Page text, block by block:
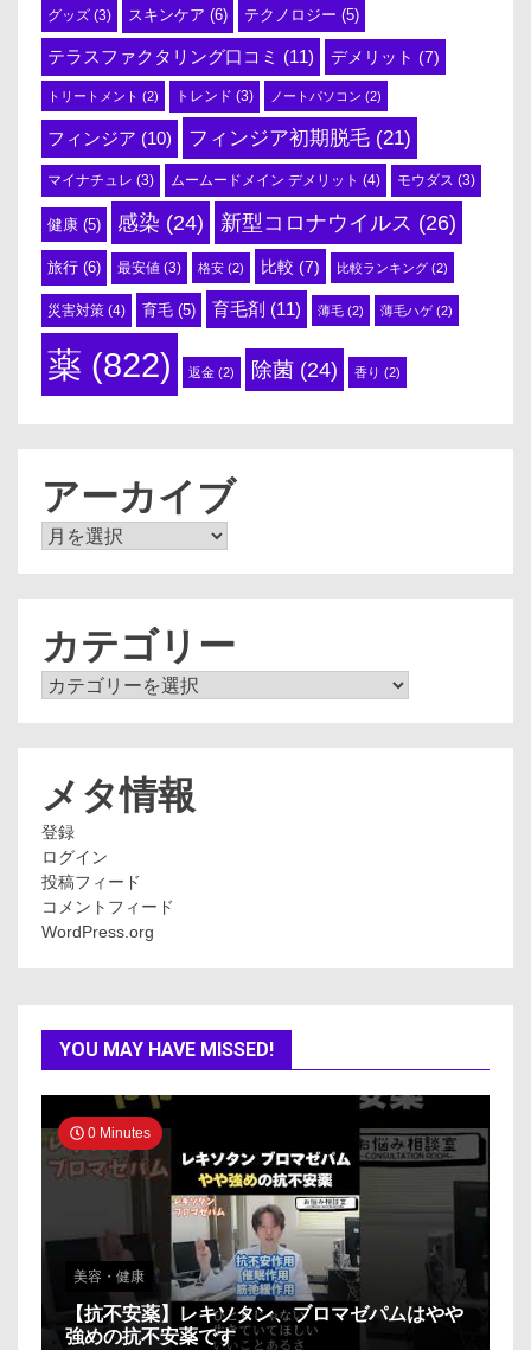
グッズ (3) スキンケア (6) テクノロジー (5)
テラスファクタリング口コミ (11) デメリット (7)
トリートメント (2) トレンド (3) ノートパソコン (2)
フィンジア (10) フィンジア初期脱毛 (21)
マイナチュレ (3) ムームードメイン デメリット (4) モウダス (3)
健康 (5) 感染 (24) 新型コロナウイルス (26)
旅行 (6) 最安値 (3) 格安 (2) 比較 (7) 比較ランキング (2)
災害対策 (4) 育毛 (5) 育毛剤 (11) 薄毛 (2) 薄毛ハゲ(2)
薬 (822) 返金 (2) 除菌 (24) 香り (2)
アーカイブ
ア
カテゴリー
カ
メタ情報
登録
ログイン
投稿フィード
コメントフィード
WordPress.org
YOU MAY HAVE MISSED!
0 Minutes
美容・健康
【抗不安薬】レキソタン、ブロマゼパムはやや
強めの抗不安薬です